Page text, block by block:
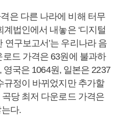
은 다른 나라에 비해 터무
법인에서 내놓은 ‘디지털
구보고서’는 우리나라 음
드 가격은 63원에 불과하
국은 1064원, 일본은 2237
규정이 바뀌었지만 추가할
당 최저 다운로드 가격은
다.